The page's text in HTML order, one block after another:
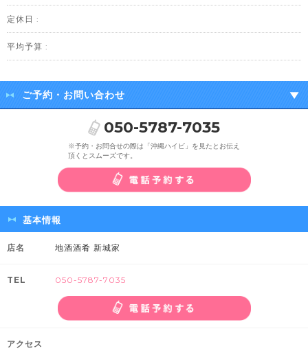
定休日 :
平均予算 :
ご予約・お問い合わせ
050-5787-7035
※予約・お問合せの際は「沖縄ハイビ」を見たとお伝え
頂くとスムーズです。
基本情報
店名 地酒酒肴 新城家
TEL 050-5787-7035
アクセス